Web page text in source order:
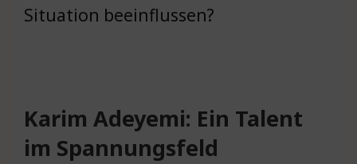
Situation beeinflussen?
Karim Adeyemi: Ein Talent
im Spannungsfeld